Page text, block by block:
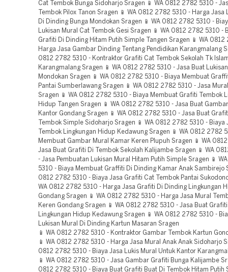
Cat Tembok Bunga Sidoharjo Sragen 📱 WA 0812 2782 5310 -
Tembok Pilox Tanon Sragen 📱 WA 0812 2782 5310 - Harga Jasa
Di Dinding Bunga Mondokan Sragen 📱 WA 0812 2782 5310 -
Lukisan Mural Cat Tembok Gesi Sragen 📱 WA 0812 2782 5310 -
Grafiti Di Dinding Hitam Putih Simple Tangen Sragen 📱 WA 0812
Harga Jasa Gambar Dinding Tentang Pendidikan Karangmalang
0812 2782 5310 - Kontraktor Grafiti Cat Tembok Sekolah Tk
Karangmalang Sragen 📱 WA 0812 2782 5310 - Jasa Buat
Mondokan Sragen 📱 WA 0812 2782 5310 - Biaya Membuat
Pantai Sumberlawang Sragen 📱 WA 0812 2782 5310 - Jasa
Sragen 📱 WA 0812 2782 5310 - Biaya Membuat Grafiti Tembok
Hidup Tangen Sragen 📱 WA 0812 2782 5310 - Jasa Buat
Kantor Gondang Sragen 📱 WA 0812 2782 5310 - Jasa Buat
Tembok Simple Sidoharjo Sragen 📱 WA 0812 2782 5310 - Biaya
Tembok Lingkungan Hidup Kedawung Sragen 📱 WA 0812 2782
Membuat Gambar Mural Kamar Keren Plupuh Sragen 📱 WA
Jasa Buat Grafiti Di Tembok Sekolah Kalijambe Sragen 📱 WA
- Jasa Pembuatan Lukisan Mural Hitam Putih Simple Sragen 📱
5310 - Biaya Membuat Graffiti Di Dinding Kamar Anak Sambirejo
0812 2782 5310 - Biaya Jasa Grafiti Cat Tembok Pantai
WA 0812 2782 5310 - Harga Jasa Grafiti Di Dinding Lingkungan
Gondang Sragen 📱 WA 0812 2782 5310 - Harga Jasa Mural
Keren Gondang Sragen 📱 WA 0812 2782 5310 - Jasa Buat
Lingkungan Hidup Kedawung Sragen 📱 WA 0812 2782 5310 -
Lukisan Mural Di Dinding Kartun Masaran Sragen
📱 WA 0812 2782 5310 - Kontraktor Gambar Tembok Kartun Gondang Sragen 📱 WA 0812 2782 5310 - Harga Jasa Mural Anak Anak Sidoharjo Sragen 📱 WA 0812 2782 5310 - Biaya Jasa Lukis Mural Untuk Kantor Karangmalang Sragen 📱 WA 0812 2782 5310 - Jasa Gambar Grafiti Bunga Kalijambe Sragen 📱 WA 0812 2782 5310 - Biaya Buat Grafiti Buat Di Tembok Hitam Putih Simple Sambungmacan Sragen 📱 WA 0812 2782 5310 - Kontraktor Gambar Grafiti Simple Tangen Sragen 📱 WA 0812 2782 5310 - Jasa Pembuatan Lukis Grafiti Untuk Kantor Kedawung Sragen 📱 WA 0812 2782 5310 - Biaya Membuat Lukis Tembok Pantai Kedawung Sragen 📱 WA 0812 2782 5310 - Jasa Buat Mural Tembok Graffiti Bunga Masaran Sragen 📱 WA 0812 2782 5310 - Jasa Buat Gambar Dinding Keren Gesi Sragen 📱 WA 0812 2782 5310 - Jasa Mural Tembok Kantor Sragen Sragen 📱 WA 0812 2782 5310 - Biaya Membuat Gambar Grafiti Anak Anak Sragen Sragen 📱 WA 0812 2782 5310 - Jasa Buat Lukisan Mural Pantai Sambirejo Sragen 📱 WA 0812 2782 5310 - Harga Jasa Lukis Tembok Untuk Kantor Plupuh Sragen 📱 WA 0812 2782 5310 - Biaya Membuat Lukis Tembok Bunga Masaran Sragen 📱 WA 0812 2782 5310 - Biaya Jasa Graffiti Di Tembok Kantor Sukodono Sragen 📱 WA 0812 2782 5310 - Biaya Buat Mural Tembok Graffiti Hitam Putih Simple Gesi Sragen 📱 WA 0812 2782 5310 - Kontraktor Grafiti Buat Di Tembok Tentang Pendidikan Tangen Sragen 📱 WA 0812 2782 5310 - Jasa Buat Gambar Dinding Simple Kalijambe Sragen 📱 WA 0812 2782 5310 - Kontraktor Gambar Mural Dinding Anak Masaran Sragen 📱 WA 0812 2782 5310 - Biaya Buat Gambar Mural Dinding Anak Tanon Sragen 📱 WA 0812 2782 5310 - Jasa Grafiti Tembok Bunga Sambirejo Sragen 📱 WA 0812 2782 5310 - Jasa Graffiti Di Tembok Sekolah Tk Islami Gesi Sragen 📱 WA 0812 2782 5310 - Biaya Jasa Lukisan Mural Sekolah Ramah Anak Sumberlawang Sragen 📱 WA 0812 2782 5310 - Biaya Membuat Lukis Tembok Hitam Putih Simple Sambungmacan Sragen 📱 WA 0812 2782 5310 - Biaya Membuat Gambar Grafiti Cat Kedawung Sragen 📱 WA 0812 2782 5310 - Kontraktor Grafiti Buat Di Tembok Untuk Kantor Gesi Sragen 📱 WA 0812 2782 5310 - Jasa Pembuatan Grafiti Buat Di Tembok Cat Tembok Kedawung Sragen 📱 WA 0812 2782 5310 - Biaya Buat Gambar Mural Pantai Sambungmacan Sragen 📱 WA 0812 2782 5310 - Biaya Jasa Lukis Mural Cat Tembok Sumberlawang Sragen 📱 WA 0812 2782 5310 - Kontraktor Grafiti Cat Tembok Hitam Putih Simple Ngrampal Sragen 📱 WA 0812 2782 5310 - Kontraktor Lukis Grafiti Tentang Pendidikan Kalijambe Sragen 📱 WA 0812 2782 5310 - Jasa Pembuatan Mural Tembok Kantor Kalijambe Sragen 📱 WA 0812 2782 5310 - Biaya Membuat Graffiti Di Tembok Cat Sragen 📱 WA 0812 2782 5310 - Jasa Buat Gambar Mural Dinding Pilox Sragen 📱 WA 0812 2782 5310 - Jasa Buat Grafiti Tembok Cat Tembok Sambungmacan Sragen 📱 WA 0812 2782 5310 - Biaya Membuat Mural Tembok Graffiti Lingkungan Hidup Sukodono Sragen 📱 WA 0812 2782 5310 - Harga Jasa Mural Cat Tembok Sidoharjo Sragen 📱 WA 0812 2782 5310 - Jasa Buat Mural Keren Jenar Sragen 📱 WA 0812 2782 5310 - Biaya Jasa Graffiti Di Tembok Kamar Keren Sambungmacan Sragen 📱 WA 0812 2782 5310 - Kontraktor Lukis Tembok Sekolah Tangen Sragen 📱 WA 0812 2782 5310 - Biaya Jasa Gambar Mural Tentang Pendidikan Sambirejo Sragen 📱 WA 0812 2782 5310 - Kontraktor Gambar Dinding Pilox Mondokan Sragen 📱 WA 0812 2782 5310 - Biaya Membuat Mural Tembok Graffiti Sekolah Tk Islami Sambirejo Sragen 📱 WA 0812 2782 5310 - Harga Jasa Grafiti Cat Tembok Sekolah Ramah Anak Karangmalang Sragen 📱 WA 0812 2782 5310 - Jasa Pembuatan Lukis Grafiti Cat Tembok Miri Sragen 📱 WA 0812 2782 5310 - Jasa Grafiti Cat Tembok Sekolah Plupuh Sragen 📱 WA 0812 2782 5310 - Jasa Grafiti Buat Di Tembok Keren Jenar Sragen 📱 WA 0812 2782 5310 - Jasa Buat Grafiti Tembok Kartun Gondang Sragen 📱 WA 0812 2782 5310 - Biaya Jasa Lukis Tembok Kartun Sidoharjo Sragen 📱 WA 0812 2782 5310 - Biaya Jasa Gambar Tembok Sekolah Sambirejo Sragen 📱 WA 0812 2782 5310 - Jasa Buat Gambar Dinding Tentang Pendidikan Mondokan Sragen 📱 WA 0812 2782 5310 - Jasa Pembuatan Grafiti Cat Tembok Pantai Karangmalang Sragen 📱 WA 0812 2782 5310 - Biaya Buat Grafiti Cat Tembok Cat Tembok Kedawung Sragen 📱 WA 0812 2782 5310 - Jasa Gambar Dinding Tentang Pendidikan Mondokan Sragen 📱 WA 0812 2782 5310 - Jasa Pembuatan Grafiti Di Tembok Pantai Jenar Sragen 📱 WA 0812 2782 5310 - Biaya Membuat Lukis Grafiti Kantor Sumberlawang Sragen 📱 WA 0812 2782 5310 - Biaya Jasa Graffiti Di Tembok Kamar Anak Sidoharjo Sragen 📱 WA 0812 2782 5310 - Biaya Buat Lukisan Mural Di Dinding Pilox Tanon Sragen 📱 WA 0812 2782 5310 - Jasa Buat Grafiti Cat Tembok Kamar Keren Sambungmacan Sragen 📱 WA 0812 2782 5310 - Jasa Mural Tembok Graffiti Keren Sambungmacan Sragen 📱 WA 0812 2782 5310 - Kontraktor Gambar Mural Dinding Kantor Sidoharjo Sragen 📱 WA 0812 2782 5310 - Biaya Jasa Grafiti Di Dinding Kamar Anak Sambungmacan Sragen 📱 WA 0812 2782 5310 - Biaya Buat Grafiti Di Dinding Cat Masaran Sragen 📱 WA 0812 2782 5310 - Jasa Grafiti Di Tembok Lingkungan Hidup Plupuh Sragen 📱 WA 0812 2782 5310 - Harga Jasa Lukis Mural Sekolah Ramah Anak Sragen 📱 WA 0812 2782 5310 - Biaya Jasa Gambar Mural Dinding Cat Sragen 📱 WA 0812 2782 5310 - Jasa Pembuatan Gambar Mural Sekolah Sragen 📱 WA 0812 2782 5310 - Biaya Buat Mural Kartun Sidoharjo Sragen 📱 WA 0812 2782 5310 - Kontraktor Gambar Grafiti Kartun Ngrampal Sragen 📱 WA 0812 2782 5310 - Harga Jasa Graffiti Di Dinding Kantor Karangmalang Sragen 📱 WA 0812 2782 5310 - Kontraktor Graffiti Di Dinding Kamar Anak Miri Sragen 📱 WA 0812 2782 5310 - Biaya Buat Lukis Tembok Kantor Jenar Sragen 📱 WA 0812 2782 5310 - Biaya Buat Gambar Tembok Cat Tembok Sragen Sragen 📱 WA 0812 2782 5310 - Harga Jasa Gambar Mural Keren Gondang Sragen 📱 WA 0812 2782 5310 - Jasa Buat Lukisan Mural Kamar Anak Ngrampal Sragen 📱 WA 0812 2782 5310 - Harga Jasa Mural Bunga Kedawung Sragen 📱 WA 0812 2782 5310 - Biaya Membuat Mural Tembok Graffiti Sekolah Ramah Anak Kedawung Sragen 📱 WA 0812 2782 5310 - Jasa Buat Gambar Tembok Untuk Kantor Sumberlawang Sragen 📱 WA 0812 2782 5310 - Jasa Mural Tembok Graffiti Anak Anak Sragen Sragen 📱 WA 0812 2782 5310 - Biaya Jasa Gambar Mural Sekolah Tk Islami Sumberlawang Sragen 📱 WA 0812 2782 5310 - Kontraktor Graffiti Di Tembok Keren Jenar Sragen 📱 WA 0812 2782 5310 - Jasa Pembuatan Mural Tembok Graffiti Keren Mondokan Sragen 📱 WA 0812 2782 5310 - Jasa Graffiti Di Dinding Kantor Sambirejo Sragen 📱 WA 0812 2782 5310 - Biaya Jasa Lukisan Mural Di Dinding Simple Sragen Sragen 📱 WA 0812 2782 5310 - Harga Jasa Grafiti Tembok Pantai Sambirejo Sragen 📱 WA 0812 2782 5310 - Biaya Membuat Lukis Tembok Kantor Sambirejo Sragen 📱 WA 0812 2782 5310 - Biaya Jasa Grafiti Di Tembok Keren Gondang Sragen 📱 WA 0812 2782 5310 - Harga Jasa Gambar Mural Dinding Tentang Pendidikan Gesi Sragen 📱 WA 0812 2782 5310 - Biaya Buat Mural Untuk Kantor Ngrampal Sragen 📱 WA 0812 2782 5310 - Biaya Jasa Grafiti Cat Tembok Kamar Anak Sidoharjo Sragen 📱 WA 0812 2782 5310 - Biaya Buat Grafiti Di Tembok Cat Tembok Tangen Sragen 📱 WA 0812 2782 5310 - Biaya Buat Lukisan Mural Lingkungan Hidup Kedawung Sragen 📱 WA 0812 2782 5310 - Jasa Pembuatan Gambar Mural Dinding Hitam Putih Simple Sumberlawang Sragen 📱 WA 0812 2782 5310 - Kontraktor Mural Tembok Graffiti Pilox Masaran Sragen 📱 WA 0812 2782 5310 - Jasa Pembuatan Gambar Grafiti Sekolah Tk Islami Sukodono Sragen 📱 WA 0812 2782 5310 - Harga Jasa Mural Tembok Graffiti Hitam Putih Simple Masaran Sragen 📱 WA 0812 2782 5310 - Biaya Membuat Grafiti Di Tembok Bunga Sukodono Sragen 📱 WA 0812 2782 5310 - Jasa Lukis Grafiti Tentang Pendidikan Ngrampal Sragen 📱 WA 0812 2782 5310 - Harga Jasa Lukis Grafiti Kamar Keren Sukodono Sragen 📱 WA 0812 2782 5310 - Kontraktor Mural Tembok Graffiti Simple Miri Sragen 📱 WA 0812 2782 5310 - Jasa Buat Grafiti Tembok Simple Sumberlawang Sragen 📱 WA 0812 2782 5310 - Jasa Buat Grafiti Cat Tembok Anak Plupuh Sragen 📱 WA 0812 2782 5310 - Harga Jasa Mural Kamar Anak Masaran Sragen 📱 WA 0812 2782 5310 - Biaya Buat Graffiti Di Tembok Anak Tangen Sragen 📱 WA 0812 2782 5310 - Jasa Gambar Grafiti Hitam Putih Simple Gemolong Sragen 📱 WA 0812 2782 5310 - Biaya Membuat Gambar Tembok Kamar Keren Plupuh Sragen 📱 WA 0812 2782 5310 - Jasa Pembuatan Graffiti Di Tembok Sekolah Sambirejo Sragen 📱 WA 0812 2782 5310 - Jasa Buat Gambar Tembok Pilox Ngrampal Sragen 📱 WA 0812 2782 5310 - Biaya Jasa Gambar